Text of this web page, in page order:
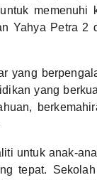
memenuhi
Yahya Petra 2
yang
yang
untuk anak-
tepat.